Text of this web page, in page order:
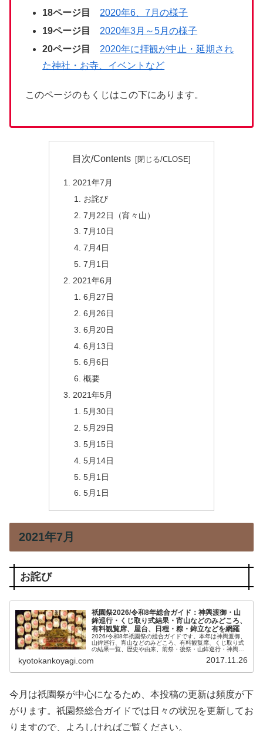
18ページ目
2020年6、7月の様子
19ページ目 2020年3月～5月の様子
20ページ目
2020年に拝観が中止・延期され
た神社・お寺、イベントなど
このページのもくじはこの下にあります。
目次/Contents
2021年7月
お詫び
7月22日（宵々山）
7月10日
7月4日
7月1日
2021年6月
6月27日
6月26日
6月20日
6月13日
6月6日
概要
2021年5月
5月30日
5月29日
5月15日
5月14日
5月1日
5月1日
2021年7月
お詫び
祇園祭2026/令和8年総合ガイド：神輿渡御・山
鉾巡行・くじ取り式結果・宵山などのみどころ、
有料観覧席、屋台、日程・粽・鉾立などを網羅
2026/令和8年祇園祭の総合ガイドです。本年は神輿渡御、
山鉾巡行、宵山などのみどころ、有料観覧席、くじ取り式
の結果一覧、歴史や由来、前祭・後祭・山鉾巡行・神輿渡
朱印、屋台や歩行者天国や交通規制などのおすすめ情報で
kyotokankoyagi.com 2017.11.26
今月は祇園祭が中心になるため、本投稿の更新は頻度が下
がります。祇園祭総合ガイドでは日々の状況を更新してお
りますので、よろしければご覧ください。